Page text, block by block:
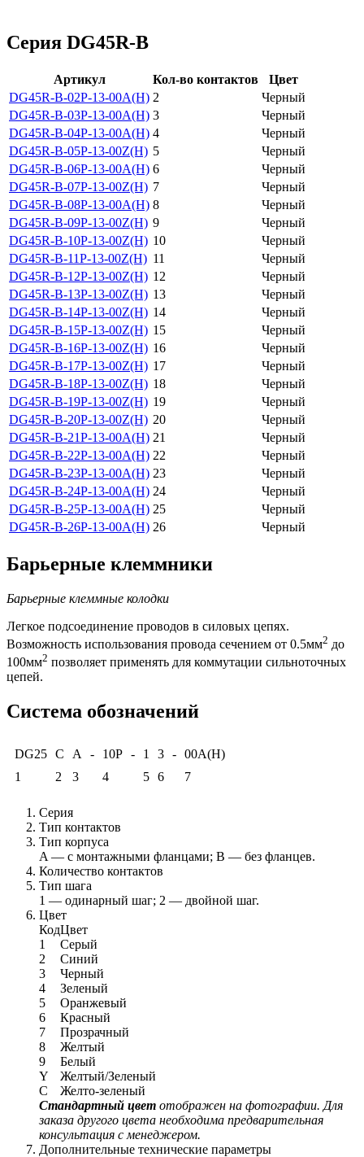
Серия DG45R-B
Артикул Кол-во контактов
Цвет
DG45R-B-02P-13-00A(H) 2
Черный
DG45R-B-03P-13-00A(H) 3
Черный
DG45R-B-04P-13-00A(H) 4
Черный
DG45R-B-05P-13-00Z(H) 5
Черный
DG45R-B-06P-13-00A(H) 6
Черный
DG45R-B-07P-13-00Z(H) 7
Черный
DG45R-B-08P-13-00A(H) 8
Черный
DG45R-B-09P-13-00Z(H) 9
Черный
DG45R-B-10P-13-00Z(H) 10
Черный
DG45R-B-11P-13-00Z(H) 11
Черный
DG45R-B-12P-13-00Z(H) 12
Черный
DG45R-B-13P-13-00Z(H) 13
Черный
DG45R-B-14P-13-00Z(H) 14
Черный
DG45R-B-15P-13-00Z(H) 15
Черный
DG45R-B-16P-13-00Z(H) 16
Черный
DG45R-B-17P-13-00Z(H) 17
Черный
DG45R-B-18P-13-00Z(H) 18
Черный
DG45R-B-19P-13-00Z(H) 19
Черный
DG45R-B-20P-13-00Z(H) 20
Черный
DG45R-B-21P-13-00A(H) 21
Черный
DG45R-B-22P-13-00A(H) 22
Черный
DG45R-B-23P-13-00A(H) 23
Черный
DG45R-B-24P-13-00A(H) 24
Черный
DG45R-B-25P-13-00A(H) 25
Черный
DG45R-B-26P-13-00A(H) 26 Черный
Барьерные клеммники
Барьерные клеммные колодки
Легкое подсоединение проводов в силовых цепях.
Возможность использования провода сечением от 0.5мм2 до
100мм2 позволяет применять для коммутации сильноточных
цепей.
Система обозначений
DG25 C A - 10P - 1 3 - 00A(H)
1
2 3 4 5 6 7
Серия
Тип контактов
Тип корпуса
A — с монтажными фланцами; B — без фланцев.
Количество контактов
Тип шага
1 — одинарный шаг; 2 — двойной шаг.
Цвет
КодЦвет
1
Серый
2
Синий
3
Черный
4
Зеленый
5
Оранжевый
6
Красный
7
Прозрачный
8
Желтый
9
Белый
Y
Желтый/Зеленый
C
Желто-зеленый
Стандартный цвет отображен на фотографии. Для
заказа другого цвета необходима предварительная
консультация с менеджером.
Дополнительные технические параметры